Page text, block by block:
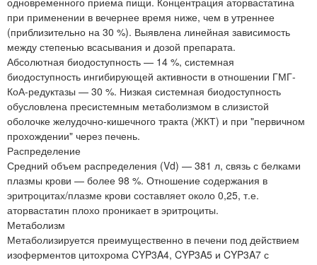
при применении в вечернее время ниже, чем в утреннее
(приблизительно на 30 %). Выявлена линейная зависимость
между степенью всасывания и дозой препарата.
Абсолютная биодоступность — 14 %, системная
биодоступность ингибирующей активности в отношении ГМГ-
КоА-редуктазы — 30 %. Низкая системная биодоступность
обусловлена пресистемным метаболизмом в слизистой
оболочке желудочно-кишечного тракта (ЖКТ) и при "первичном
прохождении" через печень.
Распределение
Средний объем распределения (Vd) — 381 л, связь с белками
плазмы крови — более 98 %. Отношение содержания в
эритроцитах/плазме крови составляет около 0,25, т.е.
аторвастатин плохо проникает в эритроциты.
Метаболизм
Метаболизируется преимущественно в печени под действием
изоферментов цитохрома CYP3A4, CYP3A5 и CYP3A7 с